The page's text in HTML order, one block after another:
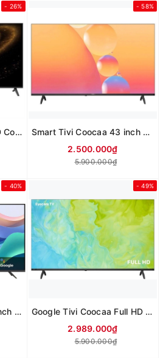
- 26%
Google Tivi QD-Mini LED Coocaa 4K 55 inch 55V75 (Mới 2025)
- 58%
Smart Tivi Coocaa 43 inch 43S3U+
2.500.000₫
5.900.000₫
- 40%
Google Tivi coocaa 60 inch 4K UHD 60Y79 (Mới 2025)
- 49%
Google Tivi Coocaa Full HD 32 Inch 32Z73
2.989.000₫
5.900.000₫